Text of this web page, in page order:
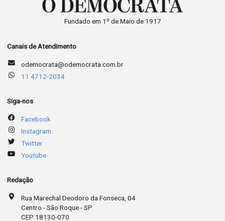
Fundado em 1º de Maio de 1917
Canais de Atendimento
odemocrata@odemocrata.com.br
11 4712-2034
Siga-nos
Facebook
Instagram
Twitter
Youtube
Redação
Rua Marechal Deodoro da Fonseca, 04
Centro - São Roque - SP
CEP 18130-070